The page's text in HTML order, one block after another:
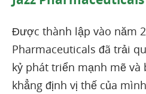
Được thành lập vào năm
Pharmaceuticals đã trải
kỷ phát triển mạnh mẽ
khẳng định vị thế của